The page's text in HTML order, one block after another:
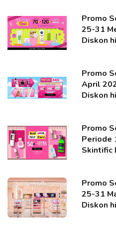
Promo
25-31
Diskon
Promo
April
Diskon
Promo
Periode
Skintific
Promo
25-31
Diskon